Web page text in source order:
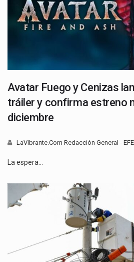
Avatar Fuego y Cenizas
tráiler y confirma estreno
diciembre
LaVibrante.Com Redacción General - EFE
La espera…